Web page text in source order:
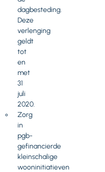
dagbesteding.
Deze
verlenging
geldt
tot
en
met
31
juli
2020.
Zorg
in
pgb-
gefinancierde
kleinschalige
wooninitiatieven